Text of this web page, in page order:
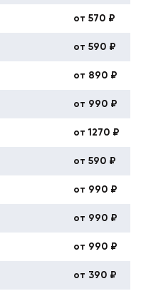
от 570 ₽
от 590 ₽
от 890 ₽
от 990 ₽
от 1270 ₽
от 590 ₽
от 990 ₽
от 990 ₽
от 990 ₽
от 390 ₽